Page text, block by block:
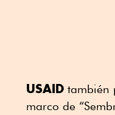
USAID también
marco de